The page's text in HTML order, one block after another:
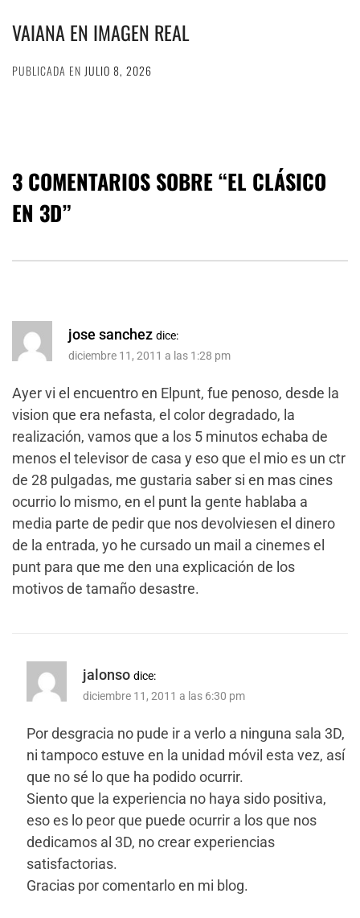
VAIANA EN IMAGEN REAL
PUBLICADA EN JULIO 8, 2026
3 COMENTARIOS SOBRE “EL CLÁSICO
EN 3D”
jose sanchez dice:
diciembre 11, 2011 a las 1:28 pm
Ayer vi el encuentro en Elpunt, fue penoso, desde la
vision que era nefasta, el color degradado, la
realización, vamos que a los 5 minutos echaba de
menos el televisor de casa y eso que el mio es un ctr
de 28 pulgadas, me gustaria saber si en mas cines
ocurrio lo mismo, en el punt la gente hablaba a
media parte de pedir que nos devolviesen el dinero
de la entrada, yo he cursado un mail a cinemes el
punt para que me den una explicación de los
motivos de tamaño desastre.
jalonso dice:
diciembre 11, 2011 a las 6:30 pm
Por desgracia no pude ir a verlo a ninguna sala 3D,
ni tampoco estuve en la unidad móvil esta vez, así
que no sé lo que ha podido ocurrir.
Siento que la experiencia no haya sido positiva,
eso es lo peor que puede ocurrir a los que nos
dedicamos al 3D, no crear experiencias
satisfactorias.
Gracias por comentarlo en mi blog.